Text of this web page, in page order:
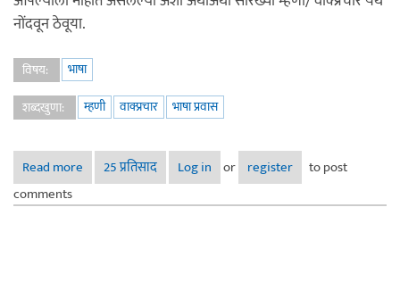
नोंदवून ठेवूया.
विषय:
भाषा
शब्दखुणा:
म्हणी वाक्प्रचार भाषा प्रवास
Read more about अर्थाअर्थी म्हणी
25 प्रतिसाद Log in or register
to post
comments